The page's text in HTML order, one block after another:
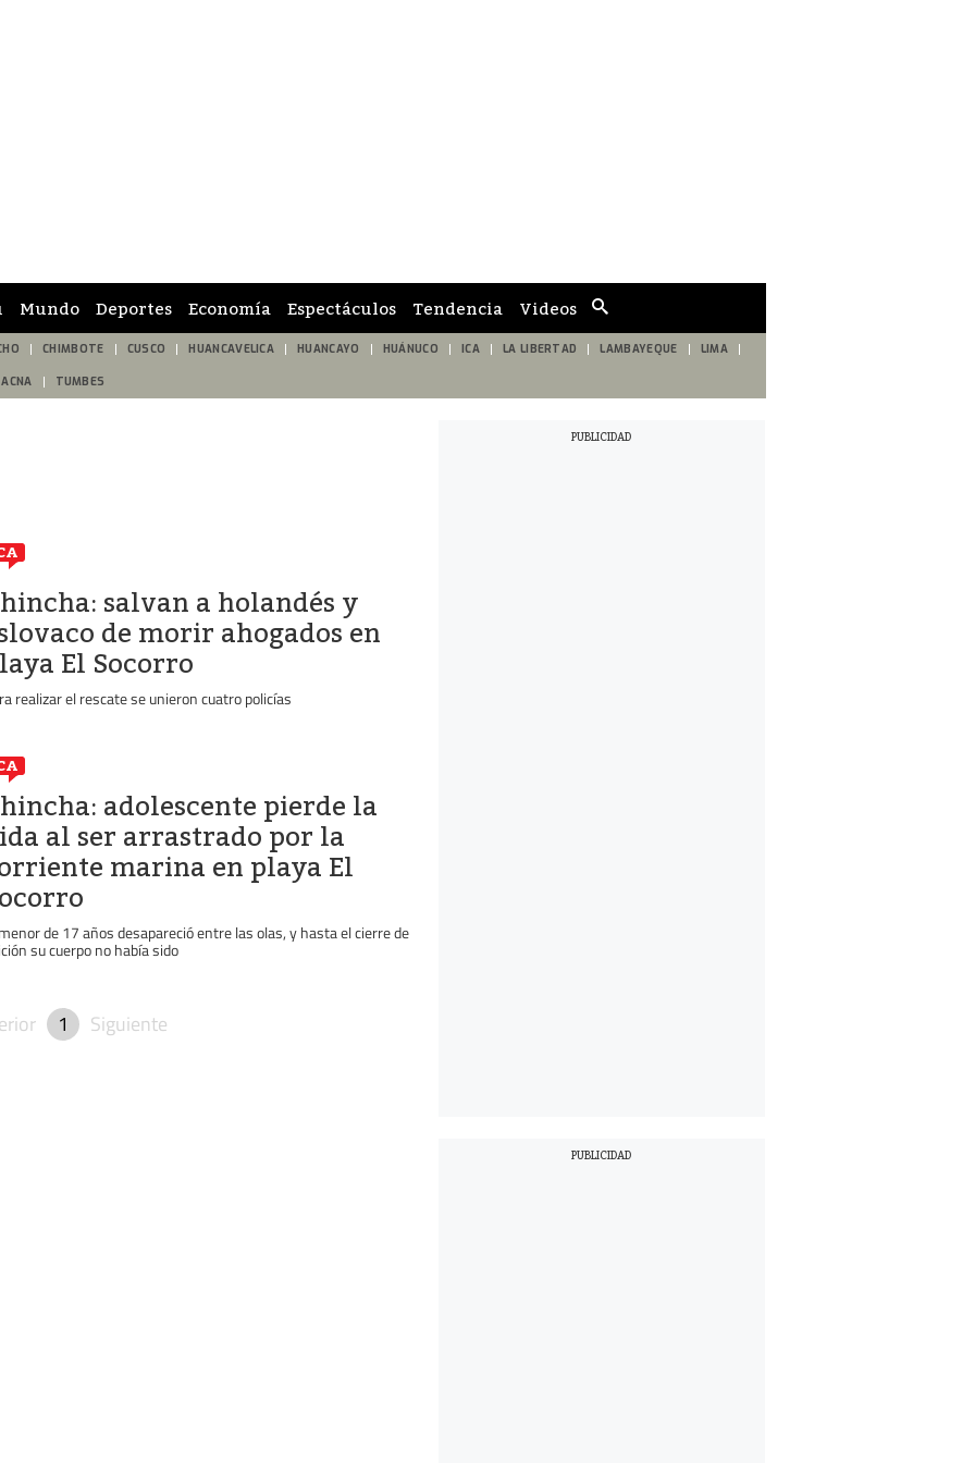
de
búsqueda
Mundo Deportes Economía Espectáculos Tendencia Videos
CHIMBOTE CUSCO HUANCAVELICA HUANCAYO HUÁNUCO ICA LA LIBERTAD LAMBAYEQUE LIMA
TUMBES
salvan a holandés y
de morir ahogados en
El Socorro
realizar el rescate se unieron cuatro policías
adolescente pierde la
al ser arrastrado por la
marina en playa El
de 17 años desapareció entre las olas, y hasta el cierre de
su cuerpo no había sido
1 Siguiente